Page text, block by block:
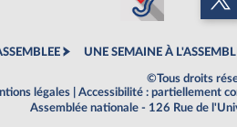
UNE SEMAINE À
©Tous droits
légales
Accessibilité : partiellement
Assemblée nationale - 126 Rue de